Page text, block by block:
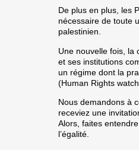
De plus en plus, les
nécessaire de toute
palestinien.
Une nouvelle fois, la
et ses institutions
un régime dont la
(Human Rights
Nous demandons à
receviez une
Alors, faites
l’égalité.